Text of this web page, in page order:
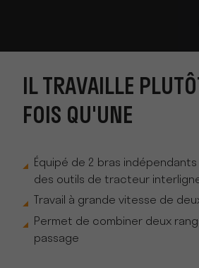
IL TRAVAILLE
FOIS QU'UNE
Équipé de 2 bras
des outils de tracteur
Travail à grande vitesse de
Permet de combiner deux
passage